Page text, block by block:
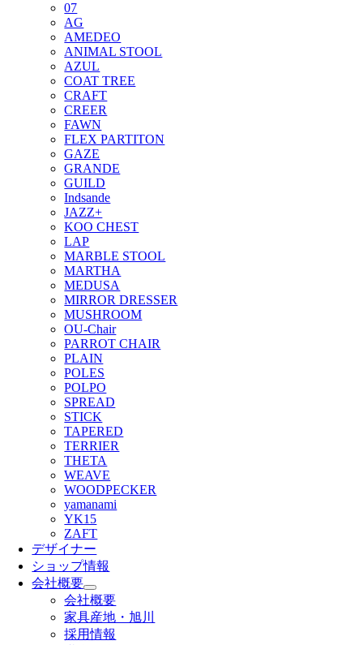
07
AG
AMEDEO
ANIMAL STOOL
AZUL
COAT TREE
CRAFT
CREER
FAWN
FLEX PARTITON
GAZE
GRANDE
GUILD
Indsande
JAZZ+
KOO CHEST
LAP
MARBLE STOOL
MARTHA
MEDUSA
MIRROR DRESSER
MUSHROOM
OU-Chair
PARROT CHAIR
PLAIN
POLES
POLPO
SPREAD
STICK
TAPERED
TERRIER
THETA
WEAVE
WOODPECKER
yamanami
YK15
ZAFT
デザイナー
ショップ情報
会社概要
会社概要
家具産地・旭川
採用情報